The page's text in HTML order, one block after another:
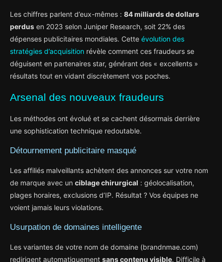
Les chiffres parlent d’eux-mêmes : 84 milliards de dollars
perdus en 2023 selon Juniper Research, soit 22% des
dépenses publicitaires mondiales. Cette évolution des
stratégies d’acquisition révèle comment ces fraudeurs se
déguisent en partenaires star, générant des « excellents »
résultats tout en vidant discrètement vos poches.
Arsenal des nouveaux fraudeurs
Les méthodes ont évolué et se cachent désormais derrière
une sophistication technique redoutable.
Détournement publicitaire masqué
Les affiliés malveillants achètent des annonces sur votre nom
de marque avec un ciblage chirurgical : géolocalisation,
plages horaires, exclusions d’IP. Résultat ? Vos équipes ne
voient jamais leurs violations.
Usurpation de domaines intelligente
Les variantes de votre nom de domaine (brandnmae.com)
redirigent automatiquement sans contenu visible. Difficile à